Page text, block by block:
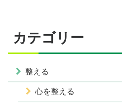
カテゴリー
整える
心を整える